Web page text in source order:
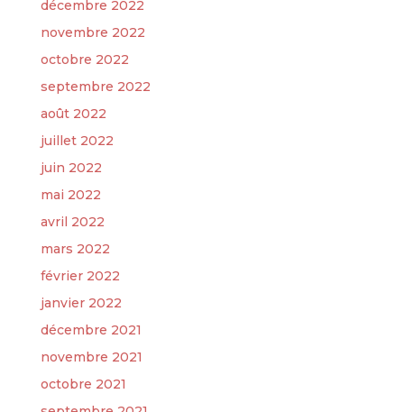
décembre 2022
novembre 2022
octobre 2022
septembre 2022
août 2022
juillet 2022
juin 2022
mai 2022
avril 2022
mars 2022
février 2022
janvier 2022
décembre 2021
novembre 2021
octobre 2021